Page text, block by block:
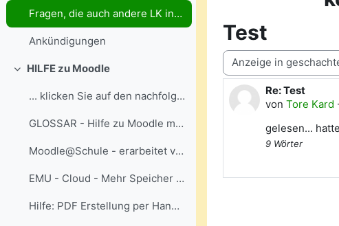
Fragen, die auch andere LK interessieren könnten - stellen SIE BITTE HIER ...
Ankündigungen
Einklappen
HILFE zu Moodle
... klicken Sie auf den nachfolgenden Link:
GLOSSAR - Hilfe zu Moodle mit Suchfunktion...
Moodle@Schule - erarbeitet von Jörg Bernstein - Kursaktivitäten mit Beispielen
EMU - Cloud - Mehr Speicher gefällig?
Hilfe: PDF Erstellung per Handy + Dateiabgabe bei Aktivität "Aufgabe"
Test
Anzeigemodus
Re: Test
von Tore Kard
Anzahl
gelesen...
9 Wörter